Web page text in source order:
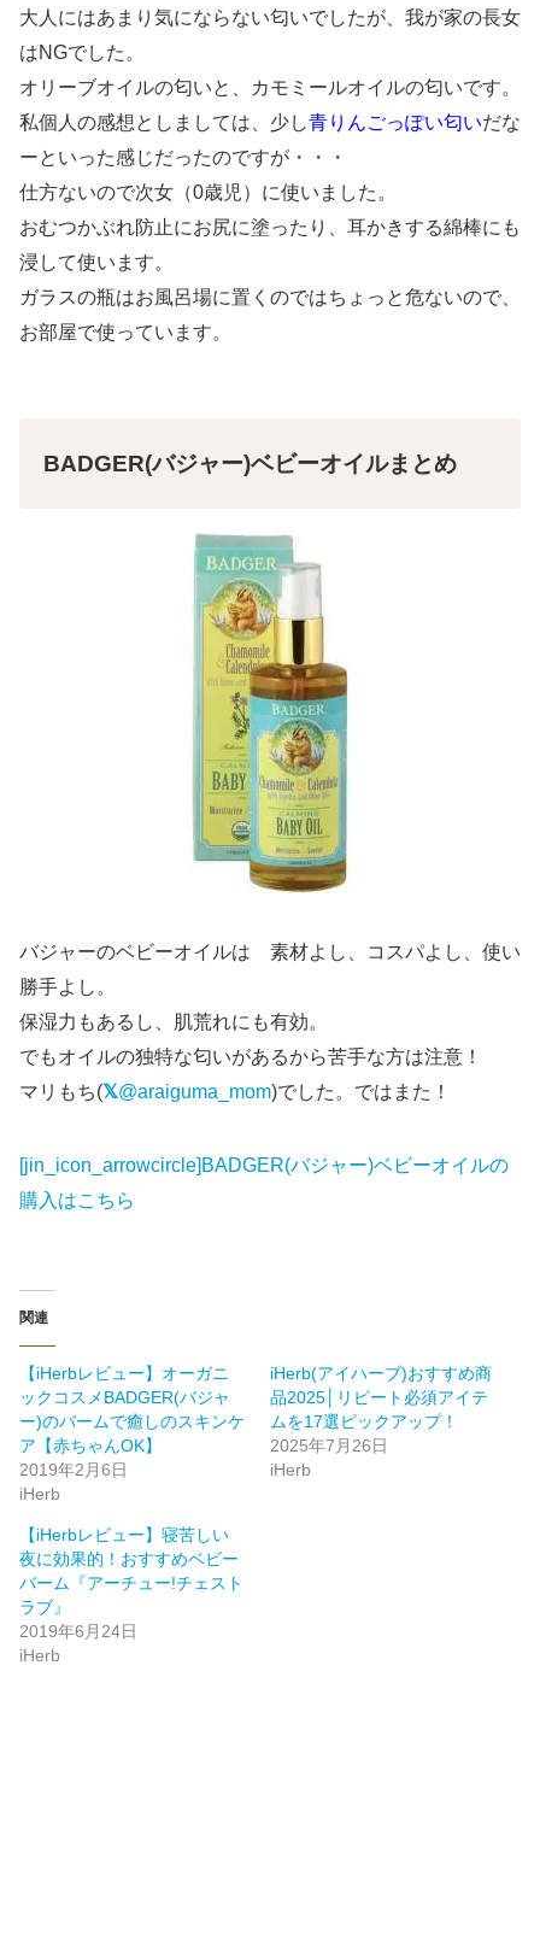
大人にはあまり気にならない匂いでしたが、我が家の長女
はNGでした。
オリーブオイルの匂いと、カモミールオイルの匂いです。
私個人の感想としましては、少し青りんごっぽい匂いだな
ーといった感じだったのですが・・・
仕方ないので次女（0歳児）に使いました。
おむつかぶれ防止にお尻に塗ったり、耳かきする綿棒にも
浸して使います。
ガラスの瓶はお風呂場に置くのではちょっと危ないので、
お部屋で使っています。
BADGER(バジャー)ベビーオイルまとめ
バジャーのベビーオイルは 素材よし、コスパよし、使い
勝手よし。
保湿力もあるし、肌荒れにも有効。
でもオイルの独特な匂いがあるから苦手な方は注意！
マリもち(
@araiguma_mom)でした。ではまた！
[jin_icon_arrowcircle]BADGER(バジャー)ベビーオイルの
購入はこちら
関連
【iHerbレビュー】オーガニ
ックコスメBADGER(バジャ
ー)のバームで癒しのスキンケ
ア【赤ちゃんOK】
2019年2月6日
iHerb
iHerb(アイハーブ)おすすめ商
品2025│リピート必須アイテ
ムを17選ピックアップ！
2025年7月26日
iHerb
【iHerbレビュー】寝苦しい
夜に効果的！おすすめベビー
バーム『アーチュー!チェスト
ラブ』
2019年6月24日
iHerb